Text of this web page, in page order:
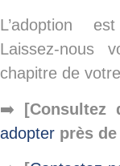
L’adoption
Laissez-nous
chapitre de
➡️ [Consultez
adopter près